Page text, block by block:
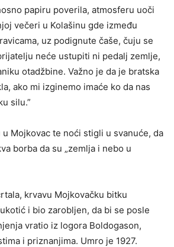
papiru poverila, atmosferu uoči
večeri u Kolašinu gde između
uz podignute čaše, čuju se
neće ustupiti ni pedalj zemlje,
otadžbine. Važno je da je bratska
ako mi izginemo imaće ko da nas
silu.”
u Mojkovac te noći stigli u svanuće, da
borba da su „zemlja i nebo u
krvavu Mojkovačku bitku
i bio zarobljen, da bi se posle
vratio iz logora Boldogason,
i priznanjima. Umro je 1927.